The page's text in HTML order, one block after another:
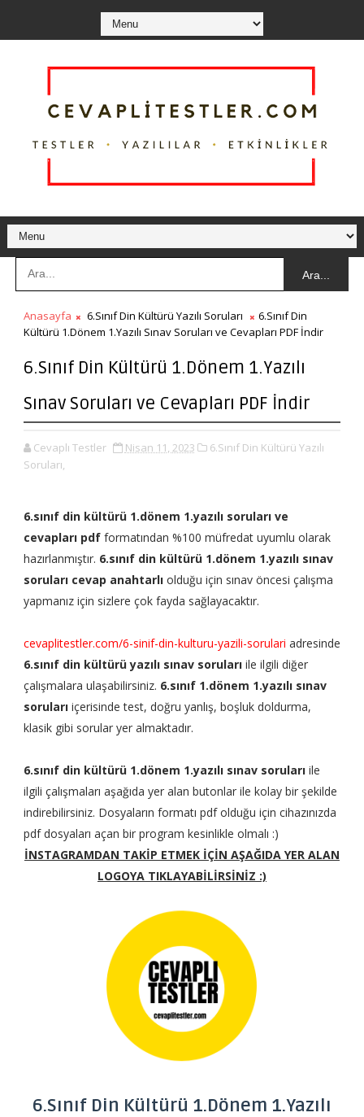
Ara...
Anasayfa 6.Sınıf Din Kültürü Yazılı Soruları
6.Sınıf Din
Kültürü 1.Dönem 1.Yazılı Sınav Soruları ve Cevapları PDF İndir
6.Sınıf Din Kültürü 1.Dönem 1.Yazılı
Sınav Soruları ve Cevapları PDF İndir
Cevaplı Testler Nisan 11, 2023
6.Sınıf Din Kültürü Yazılı
Soruları,
6.sınıf din kültürü 1.dönem 1.yazılı soruları ve
cevapları pdfformatından %100 müfredat uyumlu olarak
hazırlanmıştır. 6.sınıf din kültürü 1.dönem 1.yazılı sınav
soruları cevap anahtarlıolduğu için sınav öncesi çalışma
yapmanız için sizlere çok fayda sağlayacaktır.
cevaplitestler.com/6-sinif-din-kulturu-yazili-sorulari adresinde
6.sınıf din kültürü yazılı sınav sorularıile ilgili diğer
çalışmalara ulaşabilirsiniz. 6.sınıf 1.dönem 1.yazılı sınav
sorularıiçerisinde test, doğru yanlış, boşluk doldurma,
klasik gibi sorular yer almaktadır.
6.sınıf din kültürü 1.dönem 1.yazılı sınav sorularıile
ilgili çalışmaları aşağıda yer alan butonlar ile kolay bir şekilde
indirebilirsiniz. Dosyaların formatı pdf olduğu için cihazınızda
pdf dosyaları açan bir program kesinlikle olmalı :)
İNSTAGRAMDAN TAKİP ETMEK İÇİN AŞAĞIDA YER ALAN
LOGOYA TIKLAYABİLİRSİNİZ :)
6.Sınıf Din Kültürü 1.Dönem 1.Yazılı